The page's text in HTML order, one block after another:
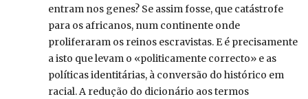
entram nos genes? Se assim fosse, que catástrofe
para os africanos, num continente onde
proliferaram os reinos escravistas. E é precisamente
a isto que levam o «politicamente correcto» e as
políticas identitárias, à conversão do histórico em
racial. A redução do dicionário aos termos